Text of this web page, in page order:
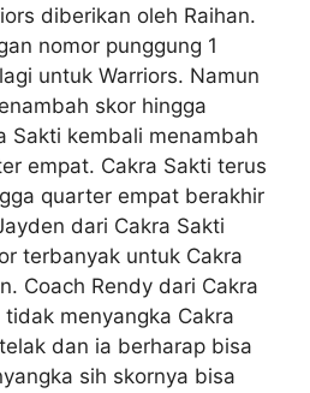
diberikan oleh Raihan.
nomor punggung 1
untuk Warriors. Namun
skor hingga
Sakti kembali menambah
empat. Cakra Sakti terus
quarter empat berakhir
dari Cakra Sakti
terbanyak untuk Cakra
Coach Rendy dari Cakra
menyangka Cakra
dan ia berharap bisa
sih skornya bisa